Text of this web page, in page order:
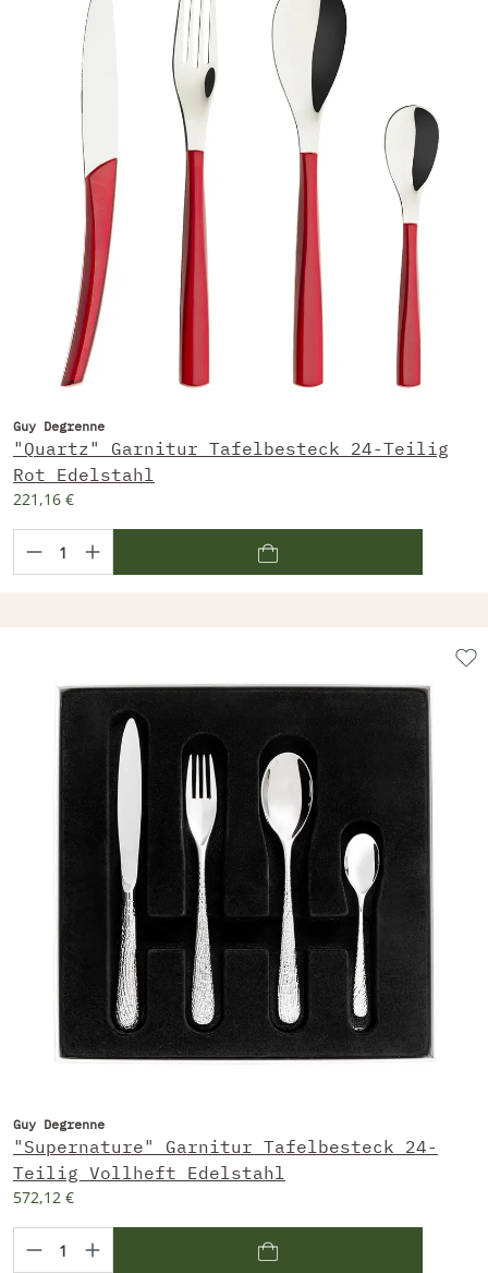
Guy Degrenne
"Quartz" Garnitur Tafelbesteck 24-Teilig
Rot Edelstahl
221,16 €
Guy Degrenne
"Supernature" Garnitur Tafelbesteck 24-
Teilig Vollheft Edelstahl
572,12 €